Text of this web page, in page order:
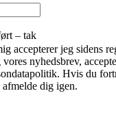
– tak
accepterer jeg sidens
nyhedsbrev,
Hvis du
dig igen.